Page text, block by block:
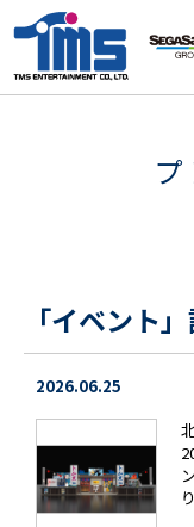
「イベント
2026.06.25